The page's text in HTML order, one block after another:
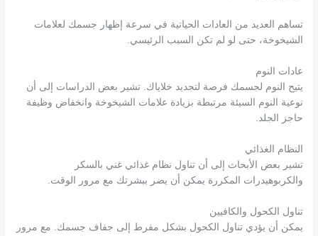
تساهم العديد من العادات الحياتية في سرعة إظهار جسمك لعلامات
الشيخوخة، حتى لو لم تكن السبب الرئيسي.
عادات النوم
يتيح النوم لجسمك فرصة لتجديد خلاياك. تشير بعض الدراسات إلى أن
نوعية النوم السيئة مرتبطة بزيادة علامات الشيخوخة وانخفاض وظيفة
حاجز الجلد.
النظام الغذائي
تشير بعض الأبحاث إلى أن تناول نظام غذائي غني بالسكر
والكربوهيدرات المكررة يمكن أن يضر ببشرتك مع مرور الوقت.
تناول الكحول والكافيين
يمكن أن يؤدي تناول الكحول بشكل مفرط إلى جفاف جسمك. مع مرور